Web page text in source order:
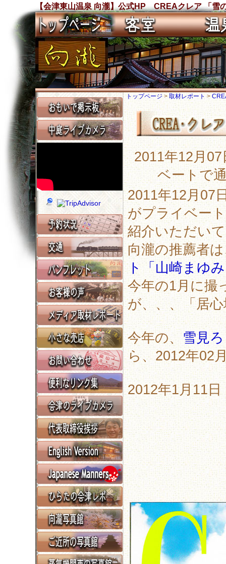
【会津東山温泉 向瀧】公式HP CREAクレア 「雪
トップページ> 取材レポート>
2011年12月
ベートで
2011年12月07
がプライベー
紹介いただい
向瀧の推薦者
ト「山崎まゆ
今年の1月に撮
が、、、「居
今年の、雪見
ら、2012年02
2012年1月11日